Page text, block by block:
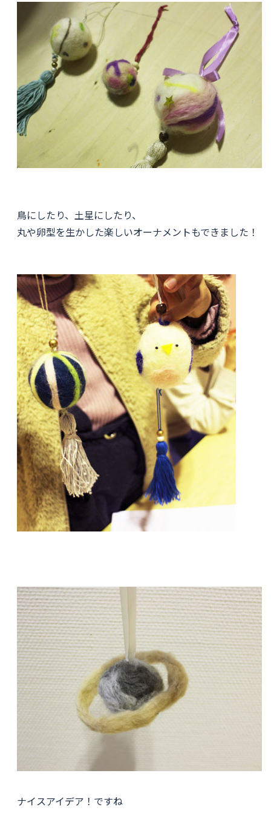
鳥にしたり、土星にしたり、
丸や卵型を生かした楽しいオーナメントもできました！
ナイスアイデア！ですね